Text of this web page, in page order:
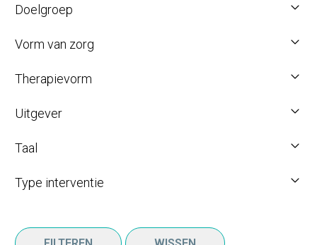
Doelgroep
Vorm van zorg
Therapievorm
Uitgever
Taal
Type interventie